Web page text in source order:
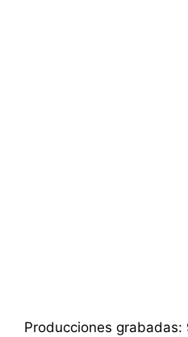
Producciones grabadas: